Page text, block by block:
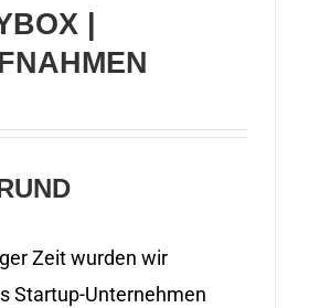
|
Zeit wurden wir
Startup-Unternehmen